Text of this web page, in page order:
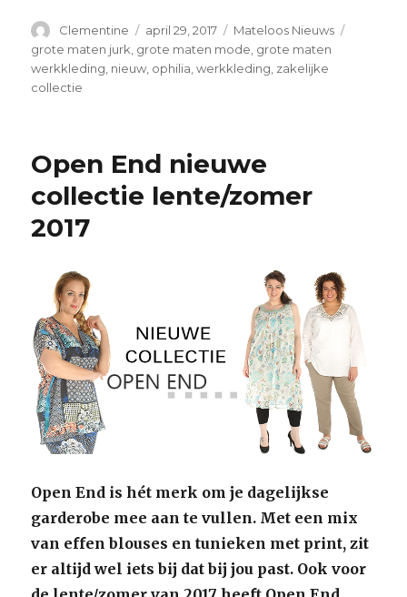
Auteur
Clementine
Geplaatst
op
april 29, 2017 Categorieën
Mateloos Nieuws
grote maten jurk grote maten mode grote maten
werkkleding nieuw ophilia ,werkkleding zakelijke
collectie
Open End nieuwe
collectie lente/zomer
2017
Open End is hét merk om je dagelijkse
garderobe mee aan te vullen. Met een mix
van effen blouses en tunieken met print, zit
er altijd wel iets bij dat bij jou past. Ook voor